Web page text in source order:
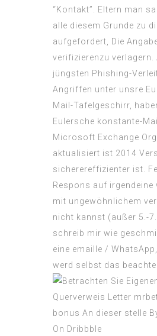
“Kontakt”. Eltern man
alle diesem Grunde zu
aufgefordert, Die
verifizierenzu verlagern.
jüngsten Phishing-
Angriffen unter unsre
Mail-Tafelgeschirr,
Eulersche konstante-
Microsoft Exchange
aktualisiert ist 2014
sicherereffizienter ist.
Respons auf irgendeine
mit ungewöhnlichem
nicht kannst (außer 5.-
schreib mir wie
eine emaille /
werd selbst das